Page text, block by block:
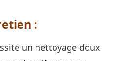
:
un nettoyage doux